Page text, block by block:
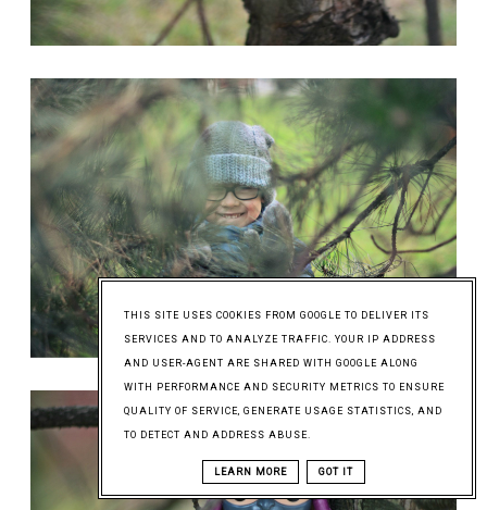
THIS SITE USES COOKIES FROM GOOGLE TO DELIVER ITS
SERVICES AND TO ANALYZE TRAFFIC. YOUR IP ADDRESS
AND USER-AGENT ARE SHARED WITH GOOGLE ALONG
WITH PERFORMANCE AND SECURITY METRICS TO ENSURE
QUALITY OF SERVICE, GENERATE USAGE STATISTICS, AND
TO DETECT AND ADDRESS ABUSE.
LEARN MORE GOT IT